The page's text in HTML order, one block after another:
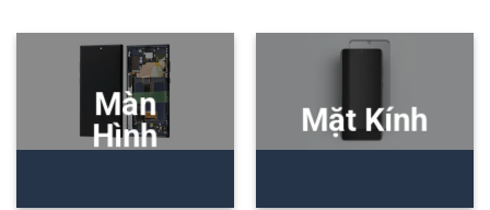
Màn
Hình
Mặt Kính